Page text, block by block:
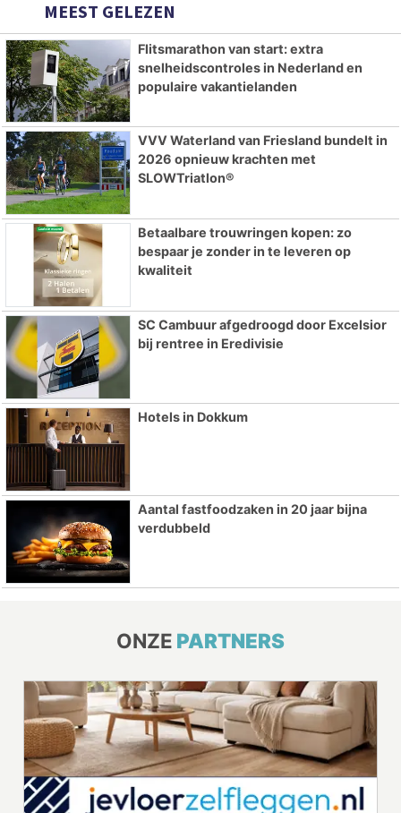
MEEST GELEZEN
Flitsmarathon van start: extra
snelheidscontroles in Nederland en
populaire vakantielanden
VVV Waterland van Friesland bundelt in
2026 opnieuw krachten met
SLOWTriatlon®
Betaalbare trouwringen kopen: zo
bespaar je zonder in te leveren op
kwaliteit
SC Cambuur afgedroogd door Excelsior
bij rentree in Eredivisie
Hotels in Dokkum
Aantal fastfoodzaken in 20 jaar bijna
verdubbeld
ONZE PARTNERS